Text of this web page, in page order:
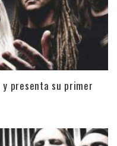
presenta su primer